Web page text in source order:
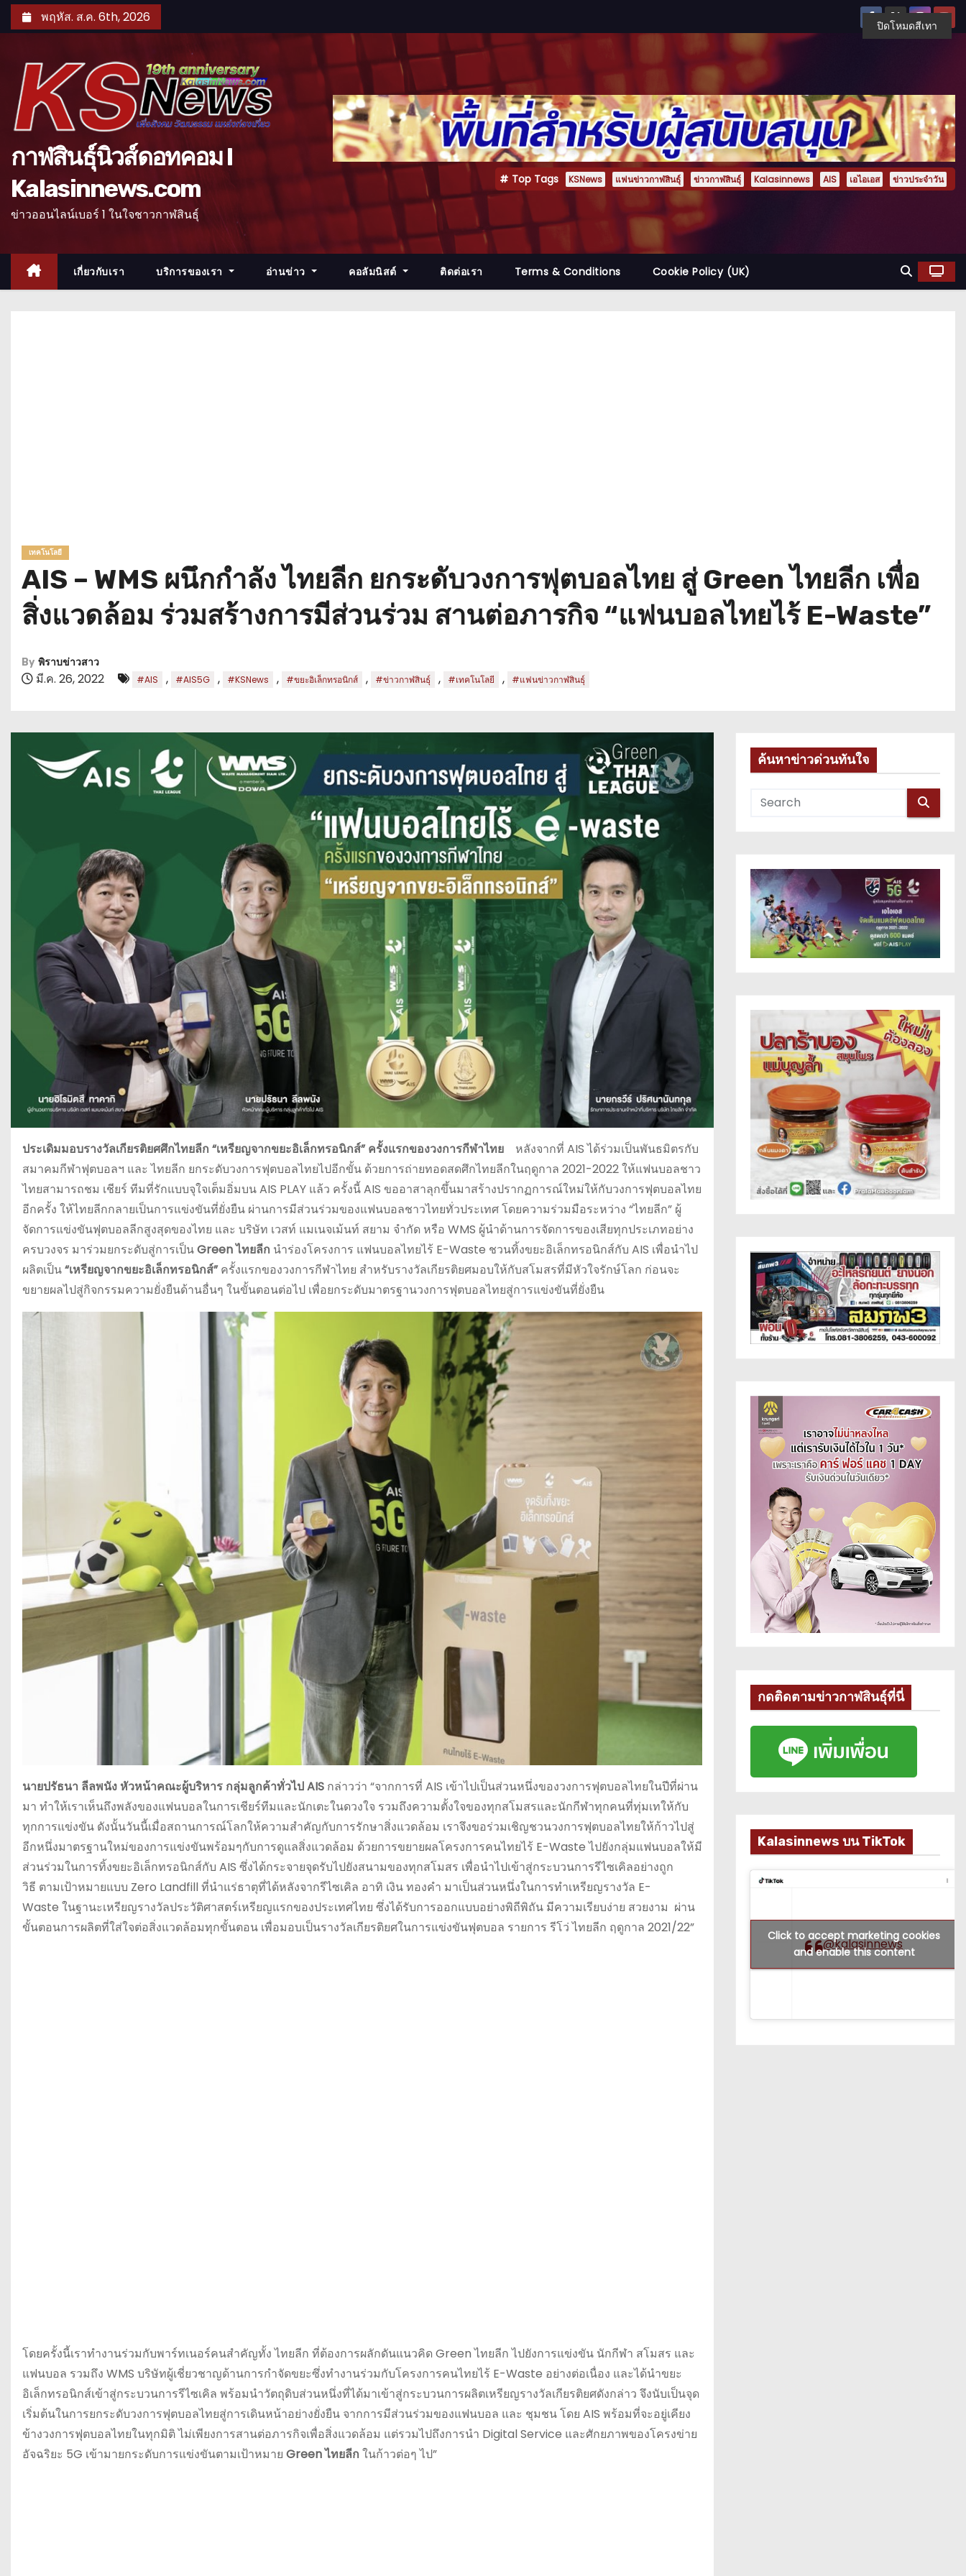
k
t
พฤหัส. ส.ค. 6th, 2026
กาฬสินธุ์นิวส์ดอทคอม l
Kalasinnews.com
ข่าวออนไลน์เบอร์ 1 ในใจชาวกาฬสินธุ์
Top Tags KSNews แฟนข่าวกาฬสินธุ์ ข่าวกาฬสินธุ์ Kalasinnews AIS เอไอเอส ข่าวประจำวัน
เกี่ยวกับเรา บริการของเรา อ่านข่าว คอลัมนิสต์ ติดต่อเรา Terms & Conditions Cookie Policy (UK)
เทคโนโลยี
AIS – WMS ผนึกกำลัง ไทยลีก ยกระดับวงการฟุตบอลไทย สู่ Green ไทยลีก เพื่อ
สิ่งแวดล้อม ร่วมสร้างการมีส่วนร่วม สานต่อภารกิจ “แฟนบอลไทยไร้ E-Waste”
By พิราบข่าวสาว
มี.ค. 26, 2022 #AIS , #AIS5G , #KSNews , #ขยะอิเล็กทรอนิกส์ , #ข่าวกาฬสินธุ์ , #เทคโนโลยี , #แฟนข่าวกาฬสินธุ์
ประเดิมมอบรางวัลเกียรติยศศึกไทยลีก “เหรียญจากขยะอิเล็กทรอนิกส์” ครั้งแรกของวงการกีฬาไทย หลังจากที่ AIS ได้ร่วมเป็นพันธมิตรกับ
สมาคมกีฬาฟุตบอลฯ และ ไทยลีก ยกระดับวงการฟุตบอลไทยไปอีกขั้น ด้วยการถ่ายทอดสดศึกไทยลีกในฤดูกาล 2021-2022 ให้แฟนบอลชาว
ไทยสามารถชม เชียร์ ทีมที่รักแบบจุใจเต็มอิ่มบน AIS PLAY แล้ว ครั้งนี้ AIS ขออาสาลุกขึ้นมาสร้างปรากฏการณ์ใหม่ให้กับวงการฟุตบอลไทย
อีกครั้ง ให้ไทยลีกกลายเป็นการแข่งขันที่ยั่งยืน ผ่านการมีส่วนร่วมของแฟนบอลชาวไทยทั่วประเทศ โดยความร่วมมือระหว่าง “ไทยลีก” ผู้
จัดการแข่งขันฟุตบอลลีกสูงสุดของไทย และ บริษัท เวสท์ แมเนจเม้นท์ สยาม จำกัด หรือ WMS ผู้นำด้านการจัดการของเสียทุกประเภทอย่าง
ครบวงจร มาร่วมยกระดับสู่การเป็นGreen ไทยลีก นำร่องโครงการ แฟนบอลไทยไร้ E-Waste ชวนทิ้งขยะอิเล็กทรอนิกส์กับ AIS เพื่อนำไป
ผลิตเป็น“เหรียญจากขยะอิเล็กทรอนิกส์”ครั้งแรกของวงการกีฬาไทย สำหรับรางวัลเกียรติยศมอบให้กับสโมสรที่มีหัวใจรักษ์โลก ก่อนจะ
ขยายผลไปสู่กิจกรรมความยั่งยืนด้านอื่นๆ ในขั้นตอนต่อไป เพื่อยกระดับมาตรฐานวงการฟุตบอลไทยสู่การแข่งขันที่ยั่งยืน
นายปรัธนา ลีลพนัง หัวหน้าคณะผู้บริหาร กลุ่มลูกค้าทั่วไป AIS กล่าวว่า “จากการที่ AIS เข้าไปเป็นส่วนหนึ่งของวงการฟุตบอลไทยในปีที่ผ่าน
มา ทำให้เราเห็นถึงพลังของแฟนบอลในการเชียร์ทีมและนักเตะในดวงใจ รวมถึงความตั้งใจของทุกสโมสรและนักกีฬาทุกคนที่ทุ่มเทให้กับ
ทุกการแข่งขัน ดังนั้นวันนี้เมื่อสถานการณ์โลกให้ความสำคัญกับการรักษาสิ่งแวดล้อม เราจึงขอร่วมเชิญชวนวงการฟุตบอลไทยให้ก้าวไปสู่
อีกหนึ่งมาตรฐานใหม่ของการแข่งขันพร้อมๆกับการดูแลสิ่งแวดล้อม ด้วยการขยายผลโครงการคนไทยไร้ E-Waste ไปยังกลุ่มแฟนบอลให้มี
ส่วนร่วมในการทิ้งขยะอิเล็กทรอนิกส์กับ AIS ซึ่งได้กระจายจุดรับไปยังสนามของทุกสโมสร เพื่อนำไปเข้าสู่กระบวนการรีไซเคิลอย่างถูก
วิธี ตามเป้าหมายแบบ Zero Landfill ที่นำแร่ธาตุที่ได้หลังจากรีไซเคิล อาทิ เงิน ทองคำ มาเป็นส่วนหนึ่งในการทำเหรียญรางวัล E-
Waste ในฐานะเหรียญรางวัลประวัติศาสตร์เหรียญแรกของประเทศไทย ซึ่งได้รับการออกแบบอย่างพิถีพิถัน มีความเรียบง่าย สวยงาม ผ่าน
ขั้นตอนการผลิตที่ใส่ใจต่อสิ่งแวดล้อมทุกขั้นตอน เพื่อมอบเป็นรางวัลเกียรติยศในการแข่งขันฟุตบอล รายการ รีโว่ ไทยลีก ฤดูกาล 2021/22”
โดยครั้งนี้เราทำงานร่วมกับพาร์ทเนอร์คนสำคัญทั้ง ไทยลีก ที่ต้องการผลักดันแนวคิด Green ไทยลีก ไปยังการแข่งขัน นักกีฬา สโมสร และ
แฟนบอล รวมถึง WMS บริษัทผู้เชี่ยวชาญด้านการกำจัดขยะซึ่งทำงานร่วมกับโครงการคนไทยไร้ E-Waste อย่างต่อเนื่อง และได้นำขยะ
อิเล็กทรอนิกส์เข้าสู่กระบวนการรีไซเคิล พร้อมนำวัตถุดิบส่วนหนึ่งที่ได้มาเข้าสู่กระบวนการผลิตเหรียญรางวัลเกียรติยศดังกล่าว จึงนับเป็นจุด
เริ่มต้นในการยกระดับวงการฟุตบอลไทยสู่การเดินหน้าอย่างยั่งยืน จากการมีส่วนร่วมของแฟนบอล และ ชุมชน โดย AIS พร้อมที่จะอยู่เคียง
ข้างวงการฟุตบอลไทยในทุกมิติ ไม่เพียงการสานต่อภารกิจเพื่อสิ่งแวดล้อม แต่รวมไปถึงการนำ Digital Service และศักยภาพของโครงข่าย
อัจฉริยะ 5G เข้ามายกระดับการแข่งขันตามเป้าหมาย Green ไทยลีก ในก้าวต่อๆ ไป”
ค้นหาข่าวด่วนทันใจ
กดติดตามข่าวกาฬสินธุ์ที่นี่
Kalasinnews บน TikTok
@kalasinnews
Click to accept marketing cookies
and enable this content
ปิดโหมดสีเทา